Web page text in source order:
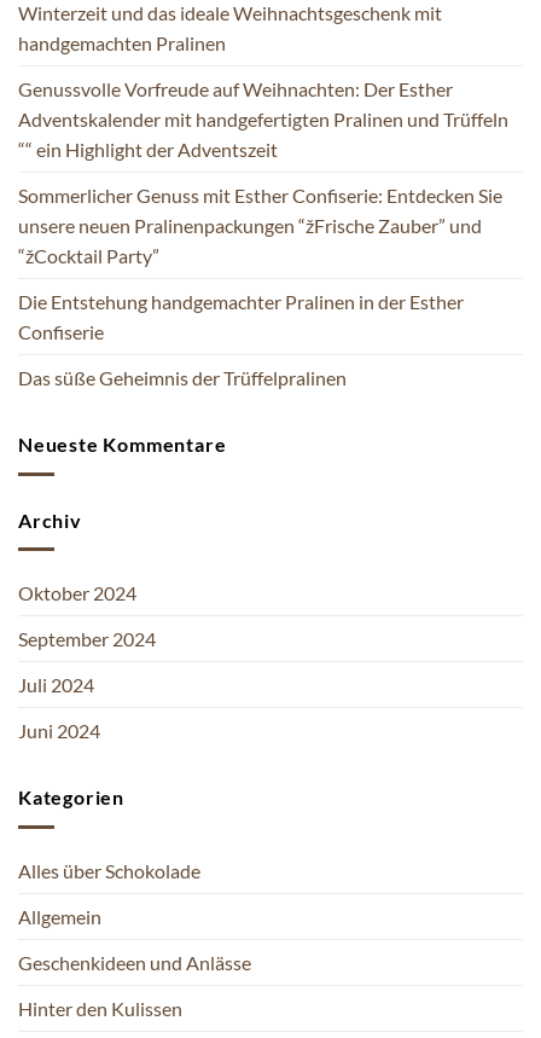
Winterzeit und das ideale Weihnachtsgeschenk mit
handgemachten Pralinen
Genussvolle Vorfreude auf Weihnachten: Der Esther
Adventskalender mit handgefertigten Pralinen und Trüffeln
““ ein Highlight der Adventszeit
Sommerlicher Genuss mit Esther Confiserie: Entdecken Sie
unsere neuen Pralinenpackungen “žFrische Zauber” und
“žCocktail Party”
Die Entstehung handgemachter Pralinen in der Esther
Confiserie
Das süße Geheimnis der Trüffelpralinen
Neueste Kommentare
Archiv
Oktober 2024
September 2024
Juli 2024
Juni 2024
Kategorien
Alles über Schokolade
Allgemein
Geschenkideen und Anlässe
Hinter den Kulissen